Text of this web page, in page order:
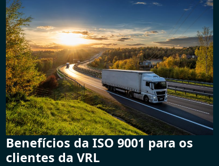
Benefícios da ISO 9001 para os
clientes da VRL